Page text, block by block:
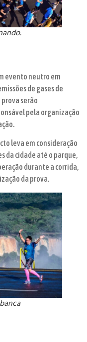
evento neutro em
de gases de
serão
pela organização
leva em consideração
da cidade até o parque,
durante a corrida,
da prova.